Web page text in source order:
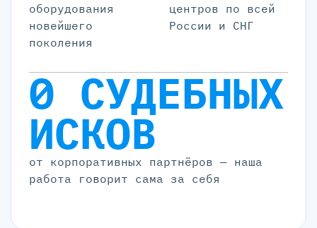
оборудования
новейшего
поколения
центров по всей
России и СНГ
0 СУДЕБНЫХ
ИСКОВ
от корпоративных партнёров — наша
работа говорит сама за себя